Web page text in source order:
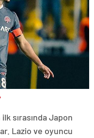
sırasında Japon
Lazio ve oyuncu